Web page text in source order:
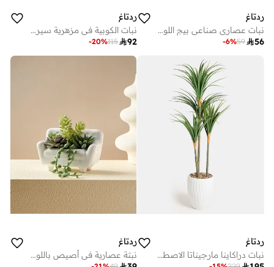
ردتاغ
نبات عصاري صناعي بيج اللون ذو ملمس مميز في وعاء بقاعدة (22 سم ارتفاع × 19 سم عمق)
56
59
-6%
ردتاغ
نبات الكوبية في مزهرية سيراميك باللون الأبيض
92
115
-20%
ردتاغ
نبات دراكاينا مارجيناتا الاصطناعي في أصيص 135 سم
ردتاغ
نبتة عصارية في أصيص باللون الأخضر